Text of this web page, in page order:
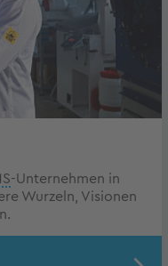
-Unternehmen in
Wurzeln, Visionen